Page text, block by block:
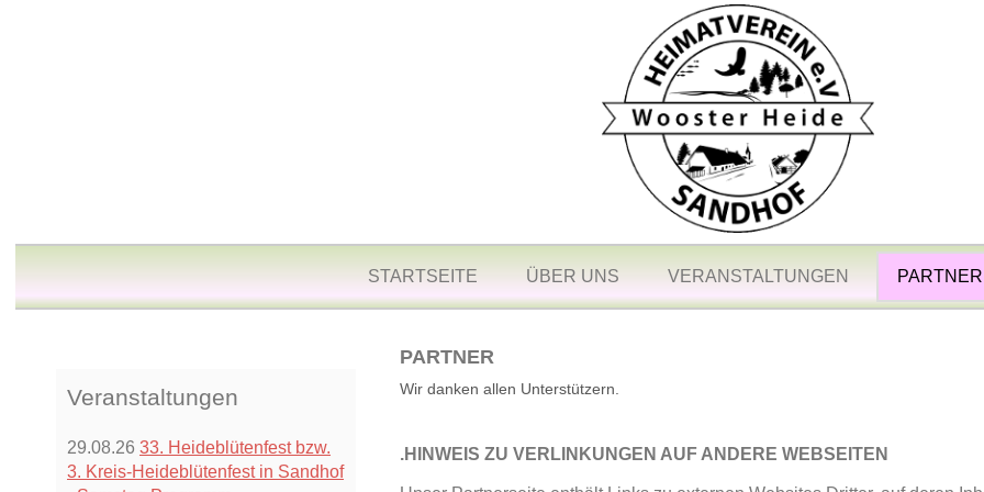
STARTSEITE ÜBER UNS VERANSTALTUNGEN PARTNER
Veranstaltungen
29.08.26 33. Heideblütenfest bzw.
3. Kreis-Heideblütenfest in Sandhof
PARTNER
Wir danken allen Unterstützern.
.HINWEIS ZU VERLINKUNGEN AUF ANDERE WEBSEITEN